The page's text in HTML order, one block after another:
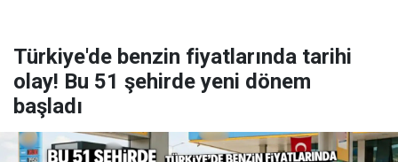
Türkiye'de benzin fiyatlarında tarihi
olay! Bu 51 şehirde yeni dönem
başladı